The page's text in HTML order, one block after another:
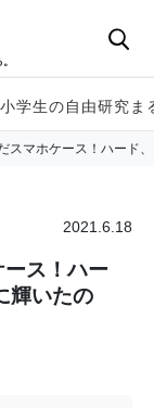
小学生の自由研究ま
スマホケース！ハード
2021.6.18
ス！ハー
輝いたの